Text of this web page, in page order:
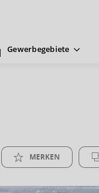
Gewerbegebiete
MERKEN